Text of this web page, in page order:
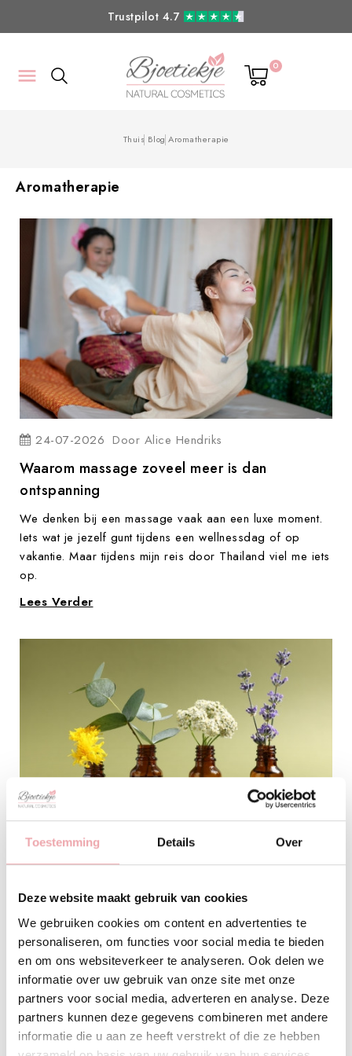
Toestemming Details Over
Deze website maakt gebruik van cookies
We gebruiken cookies om content en advertenties te
personaliseren, om functies voor social media te bieden
en om ons websiteverkeer te analyseren. Ook delen we
informatie over uw gebruik van onze site met onze
partners voor social media, adverteren en analyse. Deze
partners kunnen deze gegevens combineren met andere
informatie die u aan ze heeft verstrekt of die ze hebben
Trustpilot 4.7
 0
Thuis Blog Aromatherapie
Aromatherapie
24-07-2026 Door Alice Hendriks
Waarom massage zoveel meer is dan
ontspanning
We denken bij een massage vaak aan een luxe moment.
Iets wat je jezelf gunt tijdens een wellnessdag of op
vakantie. Maar tijdens mijn reis door Thailand viel me iets
op.
Lees Verder
08-06-2026 DoorAlice Hendriks
De Essenceclopedie heeft een update
Sommige essentiële oliën gebruik je vanwege hun
verzorgende eigenschappen voor de huid. Andere oliën
worden juist gewaardeerd vanwege hun geur, hun invloed
op de gemoedstoestand of het gevoel van rust en balans
dat ze kunnen brengen.
Lees Verder